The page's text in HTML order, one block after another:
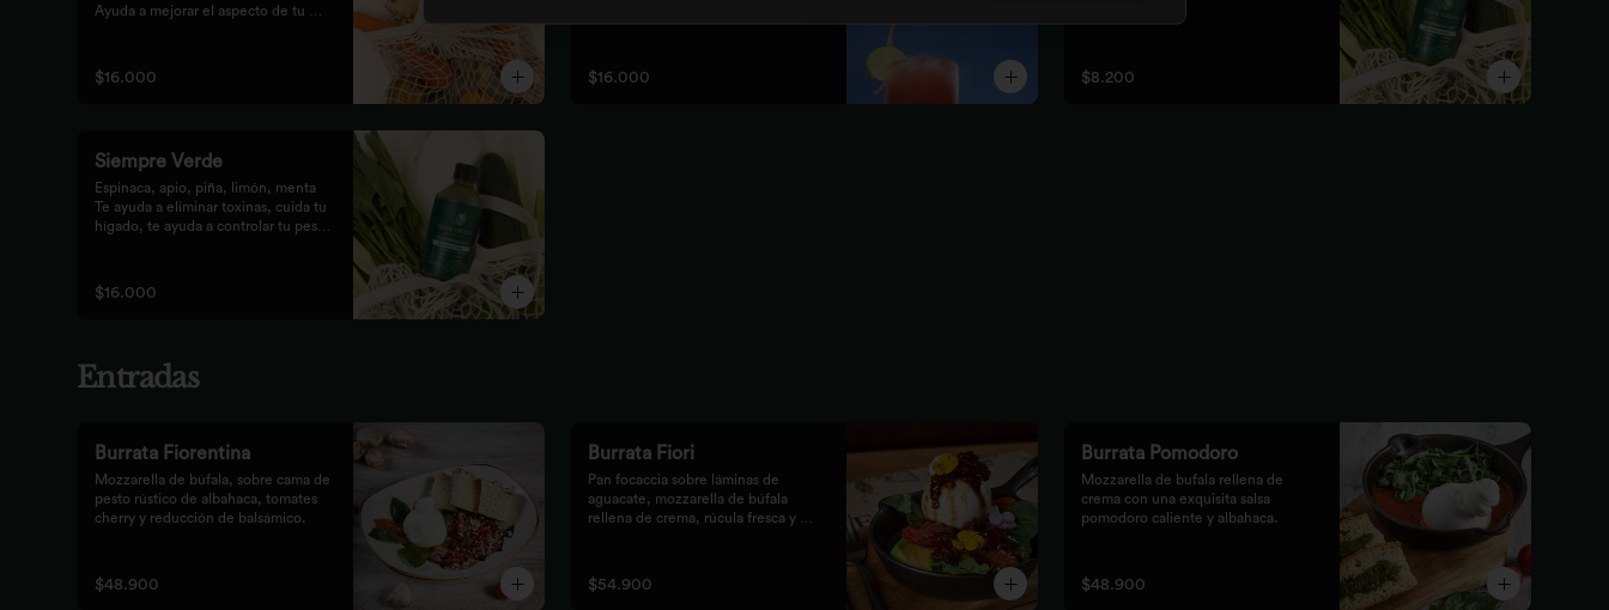
Ayuda a mejorar el aspecto de tu
antioxidante para tus celular
$16.000 $16.000
energía, reduce el malestar y la
inflamación del organismo.
$8.200
Siempre Verde
Espinaca, apio, piña, limón, menta
Te ayuda a eliminar toxinas, cuida tu
hígado, te ayuda a controlar tu peso
$16.000
Entradas
Burrata Fiorentina
Mozzarella de búfala, sobre cama de
pesto rústico de albahaca, tomates
cherry y reducción de balsámico.
$48.900
Burrata Fiori
Pan focaccia sobre láminas de
aguacate, mozzarella de búfala
rellena de crema, rúcula fresca y
$54.900
Burrata Pomodoro
Mozzarella de bufala rellena de
crema con una exquisita salsa
pomodoro caliente y albahaca.
$48.900